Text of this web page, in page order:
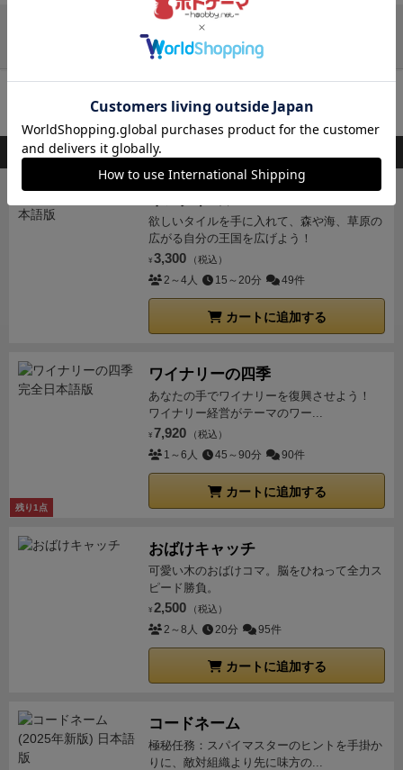
額カードばかり使っていると、最後のほうに高額カー
ドしか残らないし。）
っているので、誰がいくらのカードを使ったかカウン
ティングすればだんだん予想はできるはず。（あくま
で理屈の上で） このへんでお互いの顔色をうかがいな
がらのるかそるかの勝負をするのです。 さらにこの財
産カードには、獲得した財産ポイントを２倍にするカ
ードとか、スキャンダルで半分になるカードとかも混
じっているので、競りはさらに白熱します。しかしこ
のゲーム、それだけではなかったのです。最大の特徴
は、最後に「残ったお金」が最も少ないプレイヤー
は、問答無用で「脱落（失格）」となるのです！！
に派手な散財をするだけでは三流の成金であり、「ハ
イソサエティ」では無いんですね（笑）。このルール
が全体を引き締めていて、むやみにお金を釣り上げる
負け確定なわけですから、安く上げるのが絶対条件な
んです。
おかげで展開はヒリヒリした緊張感に包まれ
前述のとおり手番にやることは、手持ちのお金
の限られた残額を見て、競りに乗るか降りるかだけな
ので、「何をやっていいのかわからない」となるほど
このシンプルさが、他の競りゲ
ーよりプレイのハードルを下げているので、ジレンマ
でついていけない」と思っている人にぜひ勧めたいタ
イトルですよ！
では、どれくらいまでなら積み上げても
相手は降りずに競り合ってくれるだろうか。この二つ
られているカードにどれほどの価値があるかプレイヤ
ーごとに違うのがわかる。どうしても欲しいと思って
いるプレイヤーがいれば額を吊り上げて売り付け、誰
も欲しそうでなければ少額で買い付ける。無為に金を
使わせるためには、相手の手持ち資産を見て需要の違
いを読み取り、都度相場に修正をかけながら対応する
必要がある。高度なプレイヤーならともすれば、誰に
何を落札させるかまで操ってしまえるかもしれな
幾らで買い付けるかという相場の感覚と、誰がどれく
らい欲しがっているかという需要の駆け引き、この二
つの考え方が人読みの次に有効な戦術だということ
だ。
この二つのポイントは別のゲーム、例えば『コ
ロレット』などでも有効である。というかコロレット
を遊んで身についた感覚なので、ハイソサエティに応
用できて良かった。 これを読んでいる熱心なゲーマ
ー諸氏には、人読みを取り入れつつ、これらの計算を
駆使して、『ハイソサエティ』で是非ハイソな暮らし
する必要があります。相場感の他に、誰を落札者にす
るかをコントロールする必要があります。
ゃがまないと自分が脱落します。
スタイルを取らないので、非常に有利になる
ムの値付けは。序盤は大胆に、中盤は計算高く、終盤
は繊細に。を意識します。買う気がないタイルにも、
安く買わせないために値を吊り上げる。
ど、金は出す。みんな降りるなという思いをさとられ
ドキドキしながら、値段を上げる。 「降りろ貧乏人
がっ！」と口ではいうが、心の中は降りないでねぇ。
自分が先に降りるから。 みたいな心理戦みたいなもの
が発生するのが面白い。結果、相場より高い金額で落
札して（だ、脱落するー）と、ショックをうけるのも
をあげるとビビリが降りてしまうので、
の直前で降りるくらいの値づけを狙う。
えろ・・・みんなの所持金が全体的に下がるなら引き
受けてもいいんじゃ・・・
ならば・・・この額まで出せるはず。狙いは、みんな
同じだが保持してる得点タイル、残りのタイルの状況
繰り返す。
序盤は大胆にタイルを集
し、終盤は繊細に値付けをする。
ギリの値段で買わせる感覚が病みつきになります。 プ
レイヤースキルに依存する難しいゲーム
持金枚数と得点を全員に把握させて、
は、ｘｘさんが買うターンですよねー。と場の空気を
リヒリする競りを楽しんでみてはどうでしょうか。
落
番です。
ハイソサエティロールプレイが楽しいです
が、あおりすぎないように注意しましょう。
1 獲得したカードの得点が最も高いプレイヤーの勝
ルール２ 競りで最もお金を使ってしまったプレ
イヤー（ゲーム終了時に最も残金の少ないプレイヤ
ー）はゲームから脱落する。システムがシンプルゆえ
に、他人の考えを読んだり、自制心などの能力が必要
になります。 またボードゲームの初心者と熟練者との
差が出づらく、ゲームに不慣れでもその人が持つ人間
力（決断力、リスクヘッジの力など）で十分に勝てる
（※ゲームバランスを考えるなら、初めてこのゲーム
で遊ぶ方には【泥棒】カード対策として低い数値のカ
ードを１枚持っておく方がよいことはあらかじめ教え
てあげましょう。）運要素もありますが、それをふま
えても初めて購入する競りゲームはこれ一択、といえ
るゲームです。末永く遊ぶことができるゲームです。
他のレビューを読み込む
カートに追加する
このボードゲームを持ってる人が購入した商品
欲しいタイルを手に入れて、森や海、草原の
広がる自分の王国を広げよう！
¥ 3,300 （税込）
2～4人 15～20分 49件
カートに追加する
残り1点
ワイナリーの四季
あなたの手でワイナリーを復興させよう！
ワイナリー経営がテーマのワー...
¥ 7,920 （税込）
1～6人 45～90分 90件
カートに追加する
おばけキャッチ
可愛い木のおばけコマ。脳をひねって全力ス
ピード勝負。
¥ 2,500 （税込）
2～8人 20分 95件
カートに追加する
コードネーム
極秘任務：スパイマスターのヒントを手掛か
りに、敵対組織より先に味方の...